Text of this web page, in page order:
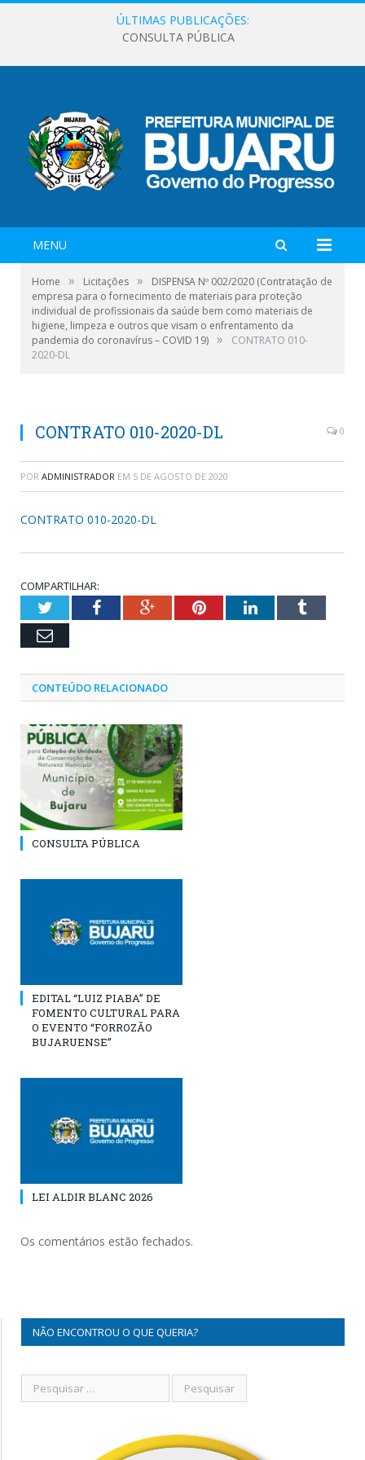
ÚLTIMAS PUBLICAÇÕES:
CONSULTA PÚBLICA
MENU
Home » Licitações »
DISPENSA Nº 002/2020 (Contratação de
empresa para o fornecimento de materiais para proteção
individual de profissionais da saúde bem como materiais de
higiene, limpeza e outros que visam o enfrentamento da
pandemia do coronavírus – COVID 19) »
CONTRATO 010-
2020-DL
CONTRATO 010-2020-DL 0
POR ADMINISTRADOR EM 5 DE AGOSTO DE 2020
CONTRATO 010-2020-DL
COMPARTILHAR:
TwitterFacebookGoogle+PinterestLinkedInTumblr
Email
CONTEÚDO RELACIONADO
CONSULTA PÚBLICA
EDITAL “LUIZ PIABA” DE
FOMENTO CULTURAL PARA
O EVENTO “FORROZÃO
BUJARUENSE”
LEI ALDIR BLANC 2026
Os comentários estão fechados.
NÃO ENCONTROU O QUE QUERIA?